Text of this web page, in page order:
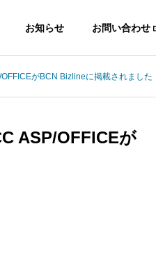
お知らせ お問い合わせ
がBCN Bizlineに掲載されました
ASP/OFFICEが